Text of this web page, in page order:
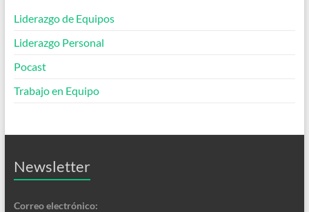
Liderazgo de Equipos
Liderazgo Personal
Pocast
Trabajo en Equipo
Newsletter
Correo electrónico: